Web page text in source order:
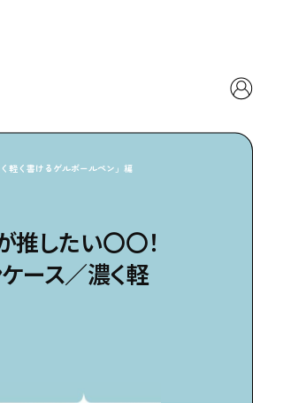
軽く書けるゲルボールペン」編
推したい〇〇！
ース／濃く軽